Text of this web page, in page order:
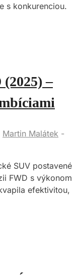
s konkurenciou.
–
Martin Malátek -
SUV postavené
FWD s výkonom
efektivitou,